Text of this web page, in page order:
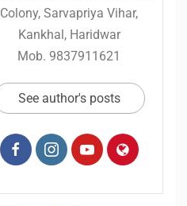
Colony, Sarvapriya Vihar,
Kankhal, Haridwar
Mob. 9837911621
See author's posts